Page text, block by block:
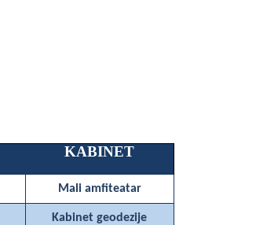
KABINET
Mali amfiteatar
Kabinet geodezije